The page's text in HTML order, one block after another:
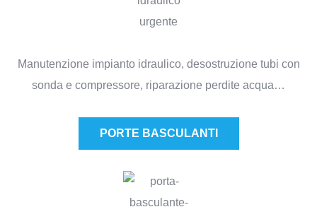
Manutenzione impianto idraulico, desostruzione tubi con
sonda e compressore, riparazione perdite acqua…
PORTE BASCULANTI​